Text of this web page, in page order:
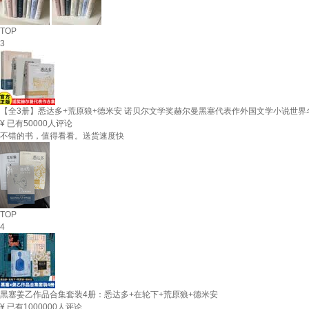
TOP
3
【全3册】悉达多+荒原狼+德米安 诺贝尔文学奖赫尔曼黑塞代表作外国文学小说世界
¥ 已有50000人评论
不错的书，值得看看。送货速度快
TOP
4
黑塞姜乙作品合集套装4册：悉达多+在轮下+荒原狼+德米安
¥ 已有1000000人评论